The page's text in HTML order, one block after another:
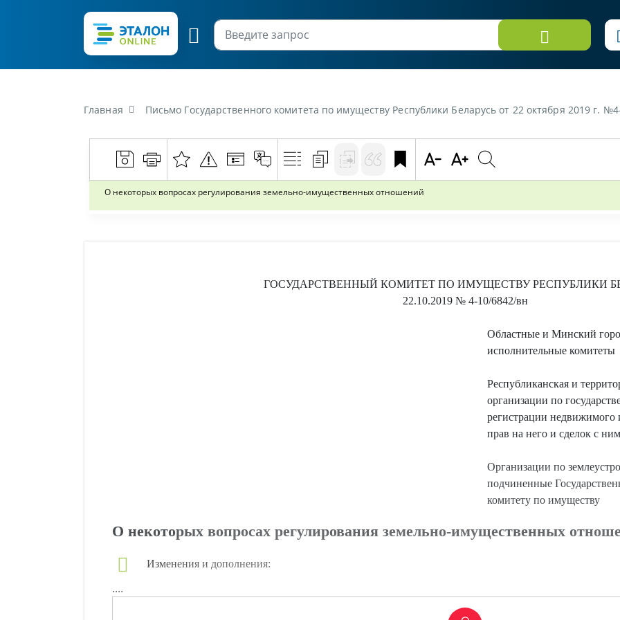
Главная Письмо Государственного комитета по имуществу Республики Беларусь от 22 октября 2019 г. №4-10/6842/вн «О некоторых
О некоторых вопросах регулирования земельно-имущественных отношений
ГОСУДАРСТВЕННЫЙ КОМИТЕТ ПО ИМУЩЕСТВУ РЕСПУБЛИКИ
22.10.2019 № 4-10/6842/вн
Областные и Минский
исполнительные комитеты
Республиканская и
организации по
регистрации недвижимого
прав на него и сделок с
Организации по
подчиненные
комитету по имуществу
О некоторых вопросах регулирования земельно-имущественных
Изменения и дополнения:
....